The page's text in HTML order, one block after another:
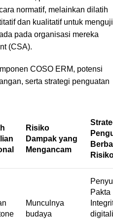
normatif, melainkan dilatih
dan kualitatif untuk menguji
pada organisasi mereka
(CSA).
COSO ERM, potensi
serta strategi penguatan
Risiko
Dampak yang
Mengancam
Munculnya
budaya
Pakta